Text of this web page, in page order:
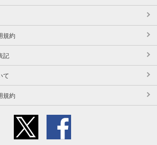
規約
記
て
規約